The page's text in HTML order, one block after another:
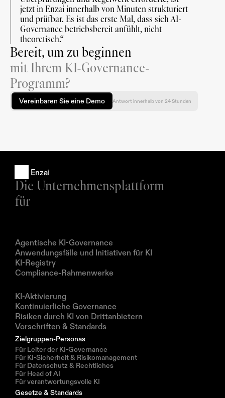
jetzt in Enzai innerhalb von Minuten strukturiert
und prüfbar. Es ist das erste Mal, dass sich AI-
Governance betriebsbereit anfühlt, nicht
theoretisch.“
Bereit, um zu beginnen
mit Ihrem KI-Governance-
Programm?
Vereinbaren Sie eine Demo Antwort innerhalb von 24 Stunden
Enzai
Die Unternehmensplattform
für
Agentische KI-Governance
Anwendungsfälle und Initiativen für KI
KI-Registry
Compliance-Rahmenwerke
KI-Aktivierung
Kontinuierliche Governance
Risiken durch KI von Drittanbietern
Vorschriften & Standards
Zielgruppen-Personas
Für Leiter der KI-Governance
Für KI-Sicherheit & Risikomanagement
Für Datenschutz & Rechtliches
Für Head of AI
Für verantwortungsvolle KI
Gesetze & Standards